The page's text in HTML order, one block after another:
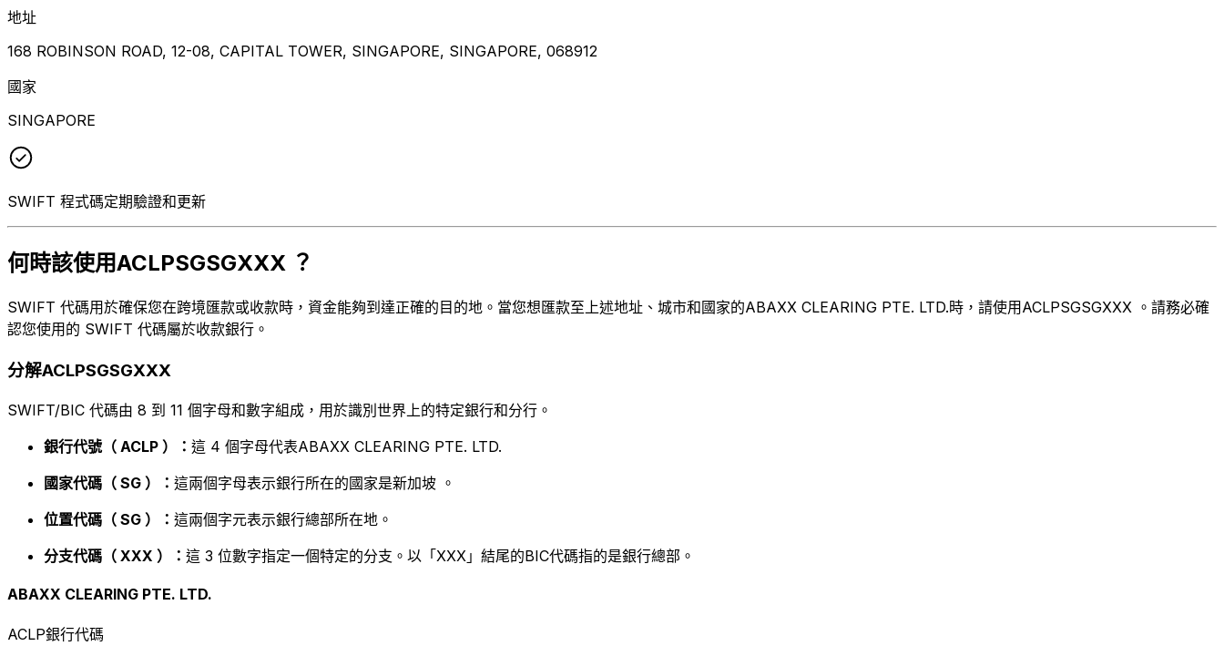
地址
168 ROBINSON ROAD, 12-08, CAPITAL TOWER, SINGAPORE, SINGAPORE, 068912
國家
SINGAPORE
SWIFT 程式碼定期驗證和更新
何時該使用ACLPSGSGXXX ？
SWIFT 代碼用於確保您在跨境匯款或收款時，資金能夠到達正確的目的地。當您想匯款至上述地址、城市和國家的ABAXX CLEARING PTE. LTD.時，請使用ACLPSGSGXXX 。請務必確
認您使用的 SWIFT 代碼屬於收款銀行。
分解ACLPSGSGXXX
SWIFT/BIC 代碼由 8 到 11 個字母和數字組成，用於識別世界上的特定銀行和分行。
銀行代號（ ACLP ）： 這 4 個字母代表ABAXX CLEARING PTE. LTD.
國家代碼（ SG ）： 這兩個字母表示銀行所在的國家是新加坡 。
位置代碼（ SG ）： 這兩個字元表示銀行總部所在地。
分支代碼（ XXX ）： 這 3 位數字指定一個特定的分支。以「XXX」結尾的BIC代碼指的是銀行總部。
ABAXX CLEARING PTE. LTD.
ACLP銀行代碼